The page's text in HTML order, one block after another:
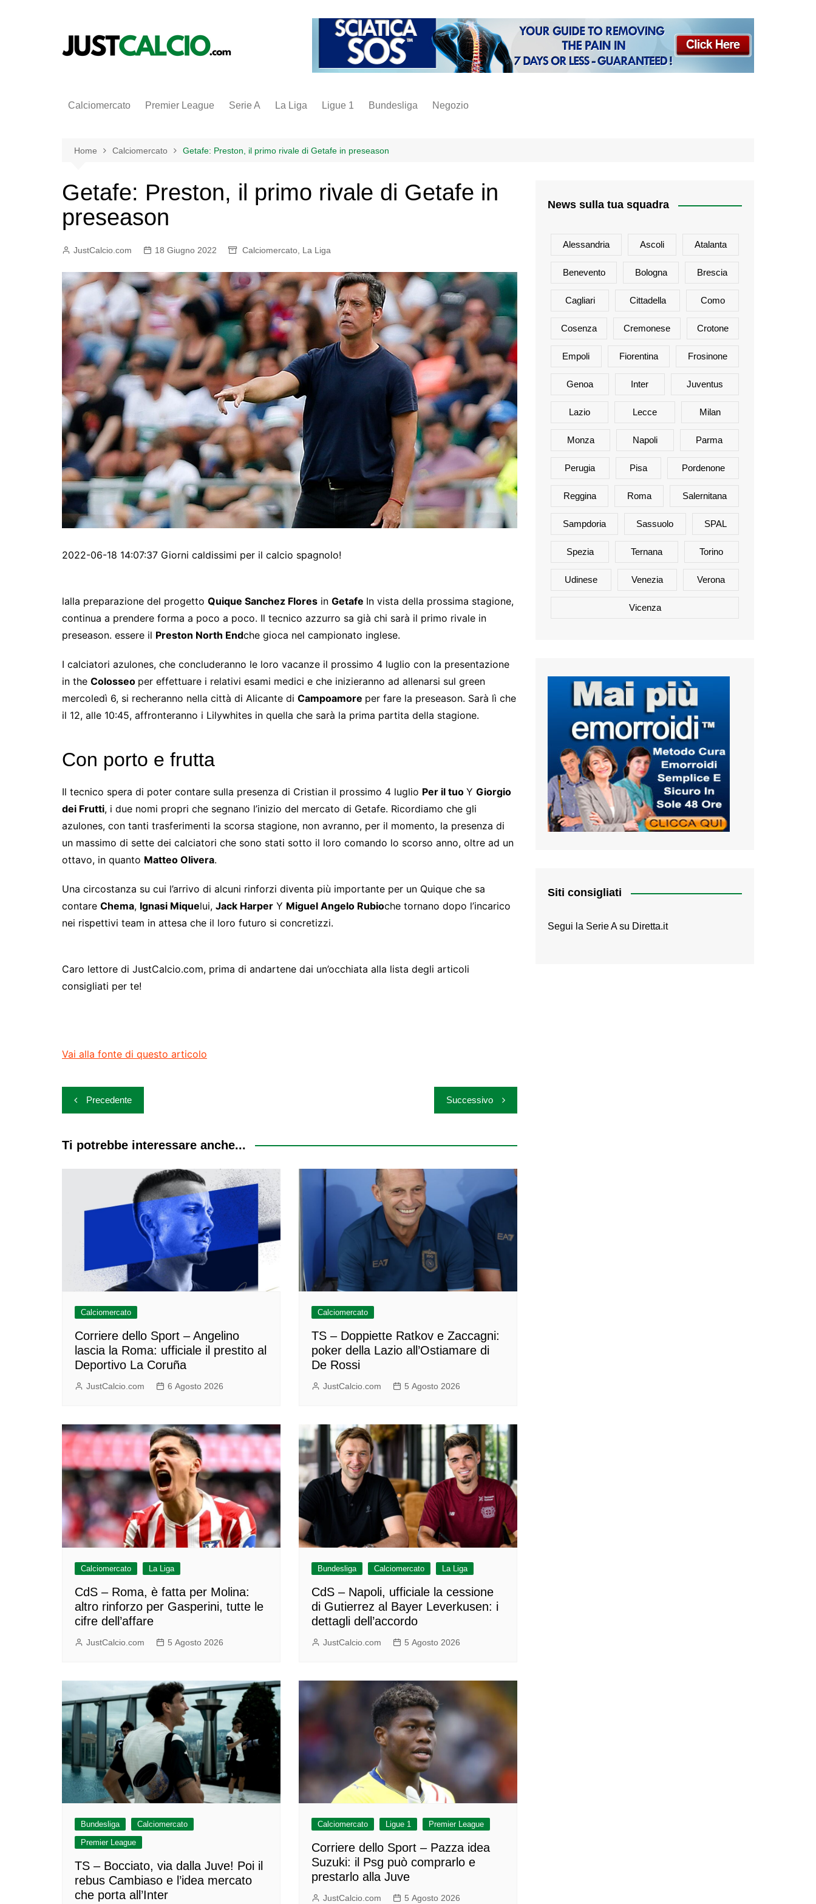
Calciomercato Premier League Serie A La Liga Ligue 1 Bundesliga Negozio
napoli
Home Calciomercato Getafe: Preston, il primo rivale di Getafe in preseason
Getafe: Preston, il primo rivale di Getafe in
preseason
JustCalcio.com 18 Giugno 2022 Calciomercato La Liga
2022-06-18 14:07:37 Giorni caldissimi per il calcio spagnolo!
lalla preparazione del progetto Quique Sanchez Flores in Getafe In vista della prossima stagione,
continua a prendere forma a poco a poco. Il tecnico azzurro sa già chi sarà il primo rivale in
preseason. essere il Preston North Endche gioca nel campionato inglese.
I calciatori azulones, che concluderanno le loro vacanze il prossimo 4 luglio con la presentazione
in the Colosseo per effettuare i relativi esami medici e che inizieranno ad allenarsi sul green
mercoledì 6, si recheranno nella città di Alicante di Campoamore per fare la preseason. Sarà lì che
il 12, alle 10:45, affronteranno i Lilywhites in quella che sarà la prima partita della stagione.
Con porto e frutta
Il tecnico spera di poter contare sulla presenza di Cristian il prossimo 4 luglio Per il tuo Y Giorgio
dei Frutti, i due nomi propri che segnano l’inizio del mercato di Getafe. Ricordiamo che gli
azulones, con tanti trasferimenti la scorsa stagione, non avranno, per il momento, la presenza di
un massimo di sette dei calciatori che sono stati sotto il loro comando lo scorso anno, oltre ad un
ottavo, in quanto Matteo Olivera.
Una circostanza su cui l’arrivo di alcuni rinforzi diventa più importante per un Quique che sa
contare Chema, Ignasi Miquelui, Jack Harper Y Miguel Angelo Rubioche tornano dopo l’incarico
nei rispettivi team in attesa che il loro futuro si concretizzi.
Caro lettore di JustCalcio.com, prima di andartene dai un’occhiata alla lista degli articoli
consigliati per te!
Vai alla fonte di questo articolo
Navigazione
articoli
Precedente Successivo
Ti potrebbe interessare anche...
Calciomercato
Corriere dello Sport – Angelino
lascia la Roma: ufficiale il prestito al
Deportivo La Coruña
JustCalcio.com 6 Agosto 2026
Calciomercato
TS – Doppiette Ratkov e Zaccagni:
poker della Lazio all’Ostiamare di
De Rossi
JustCalcio.com 5 Agosto 2026
Calciomercato La Liga
CdS – Roma, è fatta per Molina:
altro rinforzo per Gasperini, tutte le
cifre dell’affare
JustCalcio.com 5 Agosto 2026
Bundesliga Calciomercato La Liga
CdS – Napoli, ufficiale la cessione
di Gutierrez al Bayer Leverkusen: i
dettagli dell’accordo
JustCalcio.com 5 Agosto 2026
Bundesliga
Calciomercato
Premier League
TS – Bocciato, via dalla Juve! Poi il
rebus Cambiaso e l’idea mercato
che porta all’Inter
Calciomercato Ligue 1 Premier League
Corriere dello Sport – Pazza idea
Suzuki: il Psg può comprarlo e
prestarlo alla Juve
JustCalcio.com 5 Agosto 2026
News sulla tua squadra
Alessandria Ascoli Atalanta
Benevento Bologna Brescia
Cagliari Cittadella Como
Cosenza Cremonese Crotone
Empoli Fiorentina Frosinone
Genoa Inter Juventus
Lazio Lecce Milan
Monza Napoli Parma
Perugia Pisa Pordenone
Reggina Roma Salernitana
Sampdoria Sassuolo SPAL
Spezia Ternana Torino
Udinese Venezia Verona
Vicenza
Siti consigliati
Segui la Serie A su Diretta.it